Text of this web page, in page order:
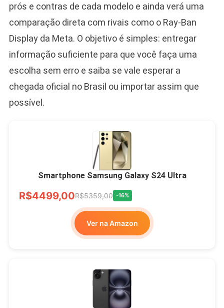
prós e contras de cada modelo e ainda verá uma
comparação direta com rivais como o Ray-Ban
Display da Meta. O objetivo é simples: entregar
informação suficiente para que você faça uma
escolha sem erro e saiba se vale esperar a
chegada oficial no Brasil ou importar assim que
possível.
Smartphone Samsung Galaxy S24 Ultra
R$4499,00R$5359,00 -16%
Ver na Amazon